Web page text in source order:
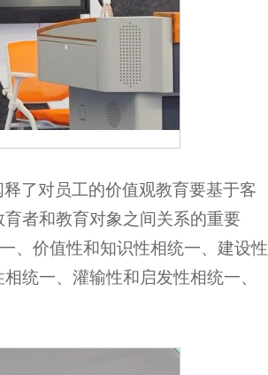
了对员工的价值观教育要基于客
者和教育对象之间关系的重要
、价值性和知识性相统一、建设性
统一、灌输性和启发性相统一、